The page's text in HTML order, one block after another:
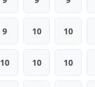
9 10 10
10 10 10